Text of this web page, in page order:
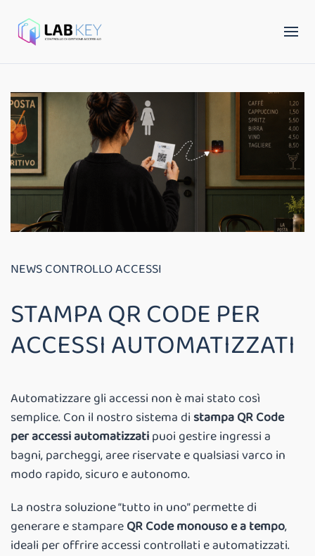
NEWS CONTROLLO ACCESSI
STAMPA QR CODE PER
ACCESSI AUTOMATIZZATI
Automatizzare gli accessi non è mai stato così
semplice. Con il nostro sistema di stampa QR Code
per accessi automatizzatipuoi gestire ingressi a
bagni, parcheggi, aree riservate e qualsiasi varco in
modo rapido, sicuro e autonomo.
La nostra soluzione “tutto in uno” permette di
generare e stampareQR Code monouso e a tempo,
ideali per offrire accessi controllati e automatizzati.